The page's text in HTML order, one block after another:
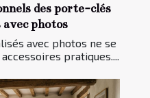
des porte-clés
photos
avec photos ne se
pratiques....